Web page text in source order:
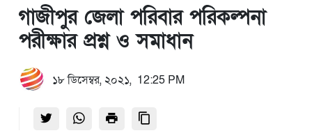
গাজীপুর জেলা পরিবার পরিকল্পনা
পরীক্ষার প্রশ্ন ও সমাধান
১৮ ডিসেম্বর, ২০২১, 12:25 PM